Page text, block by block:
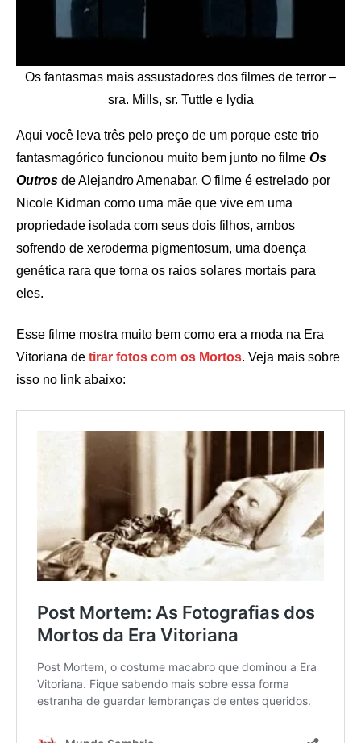
Os fantasmas mais assustadores dos filmes de terror –
sra. Mills, sr. Tuttle e lydia
Aqui você leva três pelo preço de um porque este trio
fantasmagórico funcionou muito bem junto no filme Os
Outros de Alejandro Amenabar. O filme é estrelado por
Nicole Kidman como uma mãe que vive em uma
propriedade isolada com seus dois filhos, ambos
sofrendo de xeroderma pigmentosum, uma doença
genética rara que torna os raios solares mortais para
eles.
Esse filme mostra muito bem como era a moda na Era
Vitoriana de tirar fotos com os Mortos. Veja mais sobre
isso no link abaixo: